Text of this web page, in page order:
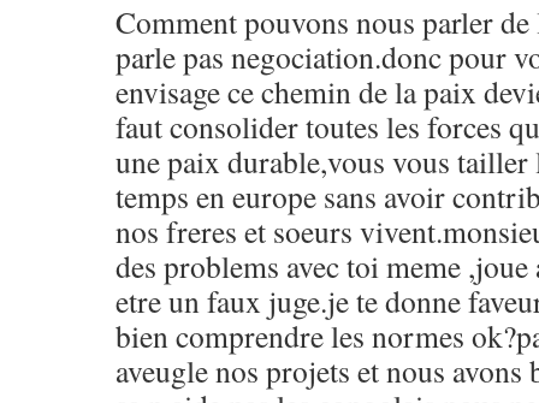
Comment pouvons nous parler
parle pas negociation.donc pour
envisage ce chemin de la paix
faut consolider toutes les forces
une paix durable,vous vous
temps en europe sans avoir
nos freres et soeurs
des problems avec toi meme
etre un faux juge.je te donne
bien comprendre les normes
aveugle nos projets et nous avons